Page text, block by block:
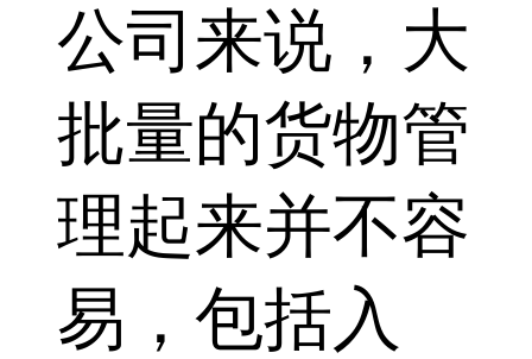
公司来说，大
批量的货物管
理起来并不容
易，包括入